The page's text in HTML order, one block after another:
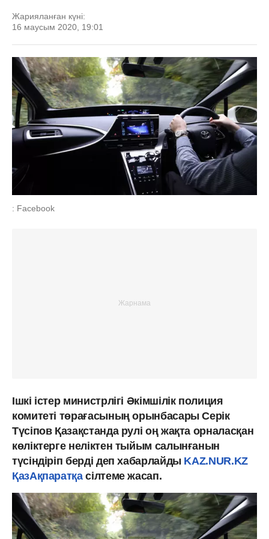
Жарияланған күні:
16 маусым 2020, 19:01
: Facebook
Ішкі істер министрлігі Әкімшілік полиция
комитеті төрағасының орынбасары Серік
Түсіпов Қазақстанда рулі оң жақта орналасқан
көліктерге неліктен тыйым салынғанын
түсіндіріп берді деп хабарлайды KAZ.NUR.KZ
ҚазАқпаратқасілтеме жасап.